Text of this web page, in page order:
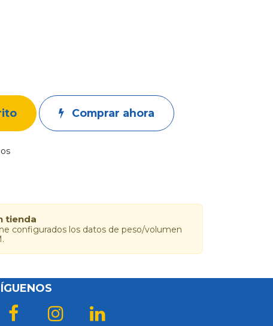
Comprar ahora
tienda
configurados los datos de peso/volumen